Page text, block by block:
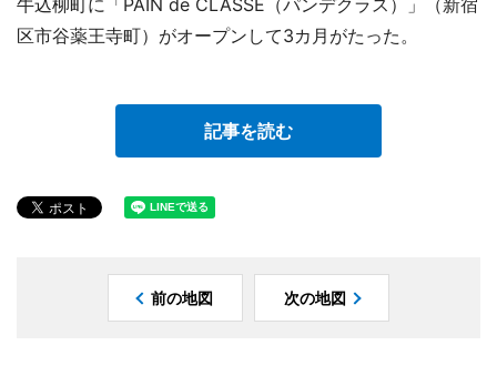
牛込柳町に「PAIN de CLASSE（パンデクラス）」（新宿
区市谷薬王寺町）がオープンして3カ月がたった。
記事を読む
前の地図 次の地図